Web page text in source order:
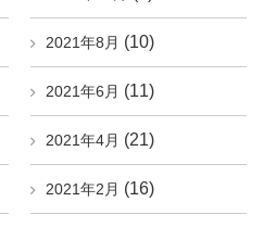
2021年8月 (10)
2021年6月 (11)
2021年4月 (21)
2021年2月 (16)